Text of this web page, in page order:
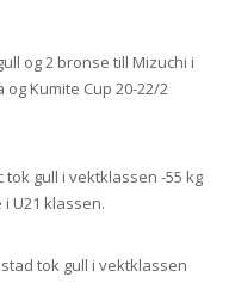
og 2 bronse till Mizuchi i
og Kumite Cup 20-22/2
tok gull i vektklassen -55 kg
U21 klassen.
tok gull i vektklassen